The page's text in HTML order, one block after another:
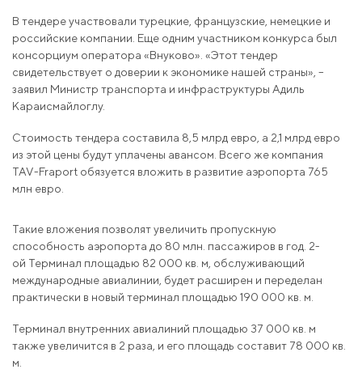
В тендере участвовали турецкие, французские, немецкие и
российские компании. Еще одним участником конкурса был
консорциум оператора «Внуково». «Этот тендер
свидетельствует о доверии к экономике нашей страны», –
заявил Министр транспорта и инфраструктуры Адиль
Караисмайлоглу.
Стоимость тендера составила 8,5 млрд евро, а 2,1 млрд евро
из этой цены будут уплачены авансом. Всего же компания
TAV-Fraport обязуется вложить в развитие аэропорта 765
млн евро.
Такие вложения позволят увеличить пропускную
способность аэропорта до 80 млн. пассажиров в год. 2-
ой Терминал площадью 82 000 кв. м, обслуживающий
международные авиалинии, будет расширен и переделан
практически в новый терминал площадью 190 000 кв. м.
Терминал внутренних авиалиний площадью 37 000 кв. м
также увеличится в 2 раза, и его площадь составит 78 000 кв.
м.